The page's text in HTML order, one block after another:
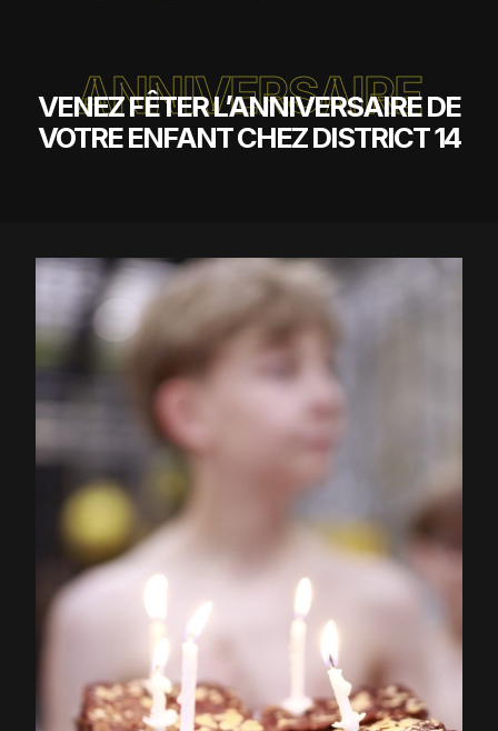
ANNIVERSAIRE
VENEZ FÊTER L’ANNIVERSAIRE DE
VOTRE ENFANT CHEZ DISTRICT 14